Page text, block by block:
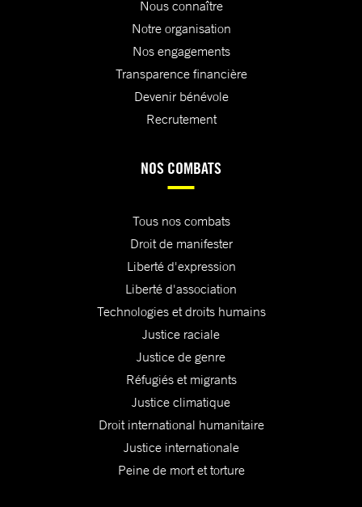
Nous connaître
Notre organisation
Nos engagements
Transparence financière
Devenir bénévole
Recrutement
NOS COMBATS
Tous nos combats
Droit de manifester
Liberté d'expression
Liberté d'association
Technologies et droits humains
Justice raciale
Justice de genre
Réfugiés et migrants
Justice climatique
Droit international humanitaire
Justice internationale
Peine de mort et torture